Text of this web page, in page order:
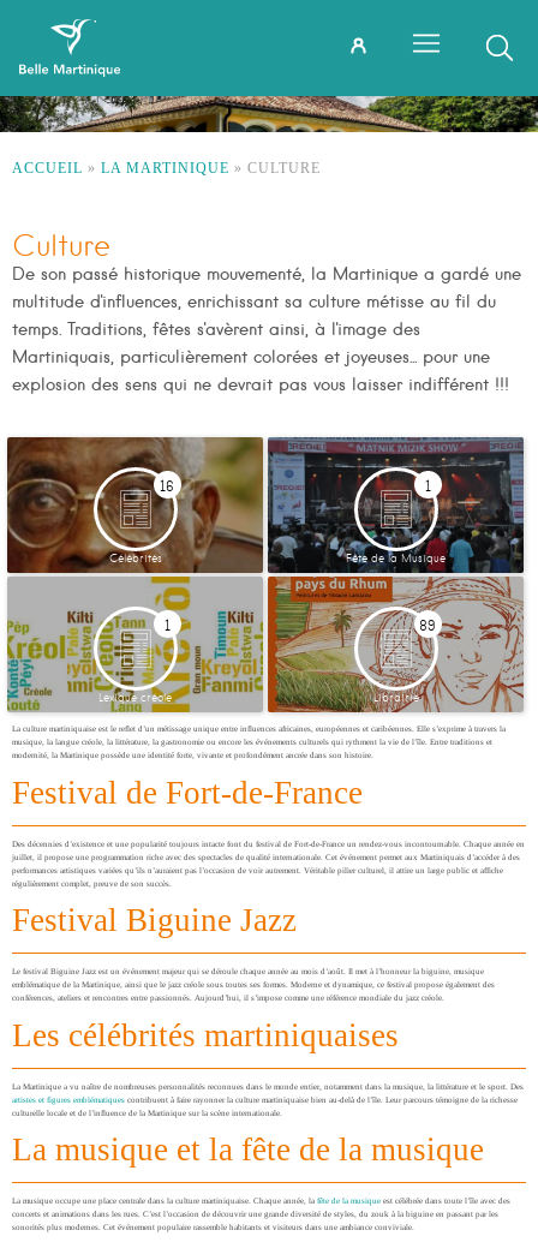
ACCUEIL » LA MARTINIQUE » CULTURE
Culture
De son passé historique mouvementé, la Martinique a gardé une
multitude d'influences, enrichissant sa culture métisse au fil du
temps. Traditions, fêtes s'avèrent ainsi, à l'image des
Martiniquais, particulièrement colorées et joyeuses... pour une
explosion des sens qui ne devrait pas vous laisser indifférent !!!
16
Célébrités
1
Fête de la Musique
1
Lexique créole
89
Librairie
La culture martiniquaise est le reflet d’un métissage unique entre influences africaines, européennes et caribéennes. Elle s’exprime à travers la
musique, la langue créole, la littérature, la gastronomie ou encore les événements culturels qui rythment la vie de l’île. Entre traditions et
modernité, la Martinique possède une identité forte, vivante et profondément ancrée dans son histoire.
Festival de Fort-de-France
Des décennies d’existence et une popularité toujours intacte font du festival de Fort-de-France un rendez-vous incontournable. Chaque année en
juillet, il propose une programmation riche avec des spectacles de qualité internationale. Cet événement permet aux Martiniquais d’accéder à des
performances artistiques variées qu’ils n’auraient pas l’occasion de voir autrement. Véritable pilier culturel, il attire un large public et affiche
régulièrement complet, preuve de son succès.
Festival Biguine Jazz
Le festival Biguine Jazz est un événement majeur qui se déroule chaque année au mois d’août. Il met à l’honneur la biguine, musique
emblématique de la Martinique, ainsi que le jazz créole sous toutes ses formes. Moderne et dynamique, ce festival propose également des
conférences, ateliers et rencontres entre passionnés. Aujourd’hui, il s’impose comme une référence mondiale du jazz créole.
Les célébrités martiniquaises
La Martinique a vu naître de nombreuses personnalités reconnues dans le monde entier, notamment dans la musique, la littérature et le sport. Des
artistes et figures emblématiques contribuent à faire rayonner la culture martiniquaise bien au-delà de l’île. Leur parcours témoigne de la richesse
culturelle locale et de l’influence de la Martinique sur la scène internationale.
La musique et la fête de la musique
La musique occupe une place centrale dans la culture martiniquaise. Chaque année, la fête de la musique est célébrée dans toute l’île avec des
concerts et animations dans les rues. C’est l’occasion de découvrir une grande diversité de styles, du zouk à la biguine en passant par les
sonorités plus modernes. Cet événement populaire rassemble habitants et visiteurs dans une ambiance conviviale.